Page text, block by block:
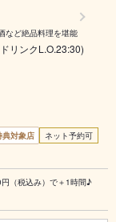
など絶品料理を堪能
リンクL.O.23:30)
典対象店
ネット予約可
円（税込み）で＋1時間♪